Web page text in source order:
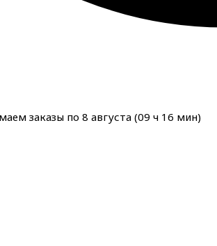
заказы по 8 августа (09 ч 16 мин)